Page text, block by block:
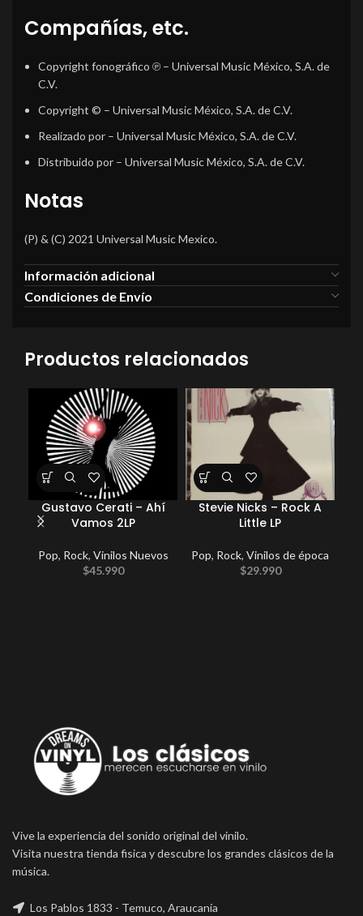
Compañías, etc.
Copyright fonográfico ℗ – Universal Music México, S.A. de
C.V.
Copyright © – Universal Music México, S.A. de C.V.
Realizado por – Universal Music México, S.A. de C.V.
Distribuido por – Universal Music México, S.A. de C.V.
Notas
(P) & (C) 2021 Universal Music Mexico.
Información adicional
Condiciones de Envío
Productos relacionados
Gustavo Cerati – Ahí
Vamos 2LP
Pop, Rock, Vinilos Nuevos
$45.990
Stevie Nicks – Rock A
Little LP
Pop, Rock, Vinilos de época
$29.990
Vive la experiencia del sonido original del vinilo.
Visita nuestra tienda fisica y descubre los grandes clásicos de la
música.
Los Pablos 1833 - Temuco, Araucanía